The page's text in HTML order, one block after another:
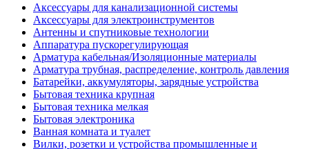
Аксессуары для канализационной системы
Аксессуары для электроинструментов
Антенны и спутниковые технологии
Аппаратура пускорегулирующая
Арматура кабельная/Изоляционные материалы
Арматура трубная, распределение, контроль давления
Батарейки, аккумуляторы, зарядные устройства
Бытовая техника крупная
Бытовая техника мелкая
Бытовая электроника
Ванная комната и туалет
Вилки, розетки и устройства промышленные и